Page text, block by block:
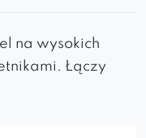
na wysokich
Łączy
do salonu,